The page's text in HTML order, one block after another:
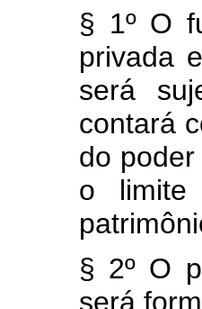
§ 1º O
privada
será
contará
do
o limite
§ 2º O
será